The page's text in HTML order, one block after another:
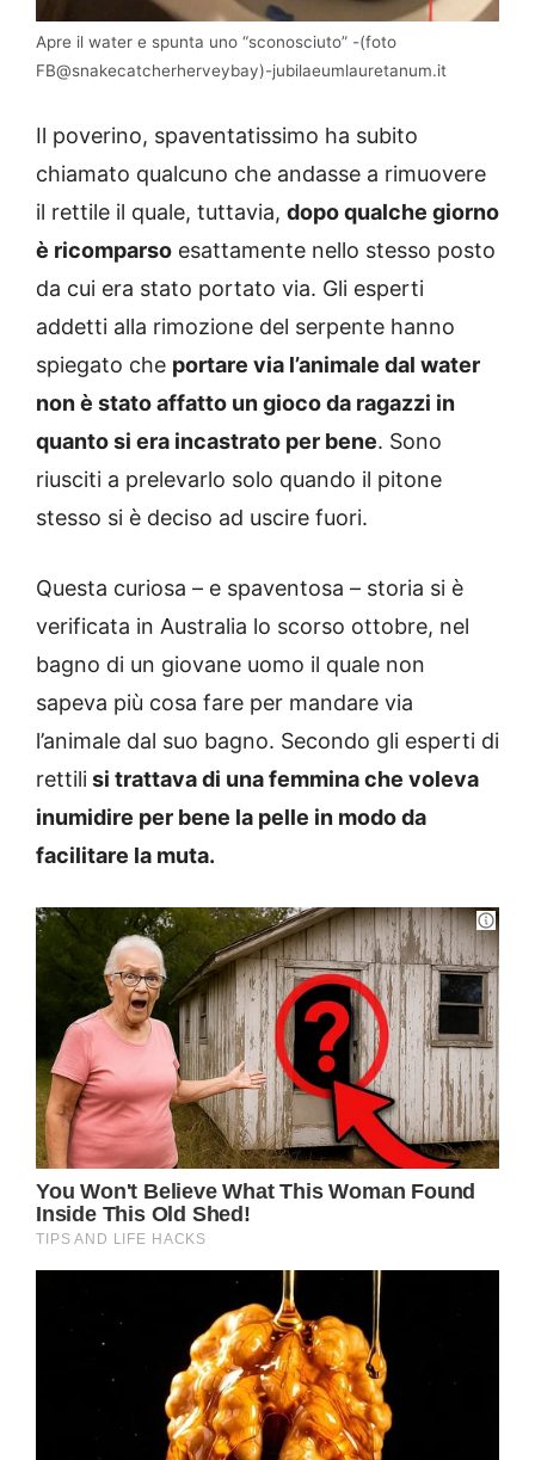
Apre il water e spunta uno “sconosciuto” -(foto
FB@snakecatcherherveybay)-jubilaeumlauretanum.it
Il poverino, spaventatissimo ha subito
chiamato qualcuno che andasse a rimuovere
il rettile il quale, tuttavia, dopo qualche giorno
è ricomparso esattamente nello stesso posto
da cui era stato portato via. Gli esperti
addetti alla rimozione del serpente hanno
spiegato che portare via l’animale dal water
non è stato affatto un gioco da ragazzi in
quanto si era incastrato per bene. Sono
riusciti a prelevarlo solo quando il pitone
stesso si è deciso ad uscire fuori.
Questa curiosa – e spaventosa – storia si è
verificata in Australia lo scorso ottobre, nel
bagno di un giovane uomo il quale non
sapeva più cosa fare per mandare via
l’animale dal suo bagno. Secondo gli esperti di
rettilisi trattava di una femmina che voleva
inumidire per bene la pelle in modo da
facilitare la muta.